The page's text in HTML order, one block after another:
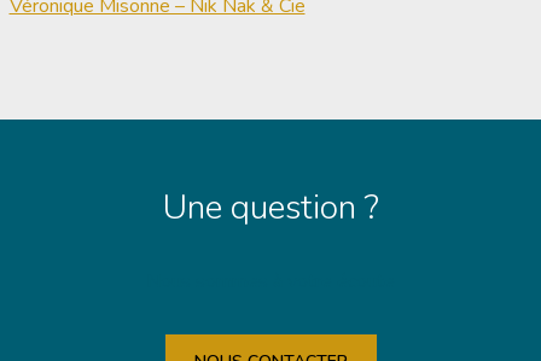
Véronique Misonne – Nik Nak & Cie
Une question ?